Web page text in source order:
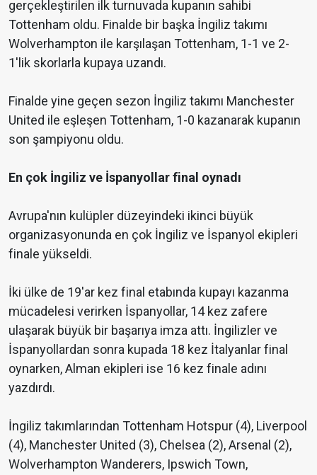
gerçekleştirilen ilk turnuvada kupanın sahibi
Tottenham oldu. Finalde bir başka İngiliz takımı
Wolverhampton ile karşılaşan Tottenham, 1-1 ve 2-
1'lik skorlarla kupaya uzandı.
Finalde yine geçen sezon İngiliz takımı Manchester
United ile eşleşen Tottenham, 1-0 kazanarak kupanın
son şampiyonu oldu.
En çok İngiliz ve İspanyollar final oynadı
Avrupa'nın kulüpler düzeyindeki ikinci büyük
organizasyonunda en çok İngiliz ve İspanyol ekipleri
finale yükseldi.
İki ülke de 19'ar kez final etabında kupayı kazanma
mücadelesi verirken İspanyollar, 14 kez zafere
ulaşarak büyük bir başarıya imza attı. İngilizler ve
İspanyollardan sonra kupada 18 kez İtalyanlar final
oynarken, Alman ekipleri ise 16 kez finale adını
yazdırdı.
İngiliz takımlarından Tottenham Hotspur (4), Liverpool
(4), Manchester United (3), Chelsea (2), Arsenal (2),
Wolverhampton Wanderers, Ipswich Town,